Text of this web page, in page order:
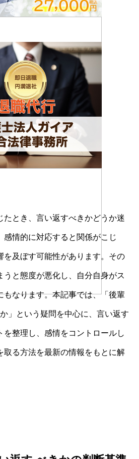
たとき、言い返すべきかどうか迷
感情的に対応すると関係がこじ
を及ぼす可能性があります。その
うと態度が悪化し、自分自身がス
もなります。本記事では、「後輩
」という疑問を中心に、言い返す
を整理し、感情をコントロールし
取る方法を最新の情報をもとに解